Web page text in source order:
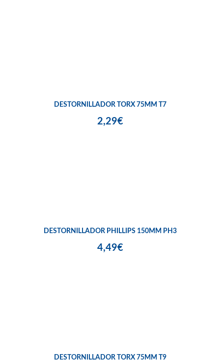
DESTORNILLADOR TORX 75MM T7
2,29€
DESTORNILLADOR PHILLIPS 150MM PH3
4,49€
DESTORNILLADOR TORX 75MM T9